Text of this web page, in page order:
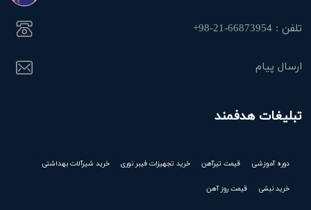
تلفن : 66873954-21-98+
ارسال پیام
تبلیغات هدفمند
دوره آموزشی قیمت تیرآهن خرید تجهیزات فیبر نوری خرید شیرآلات بهداشتی
خرید نبشی قیمت روز آهن